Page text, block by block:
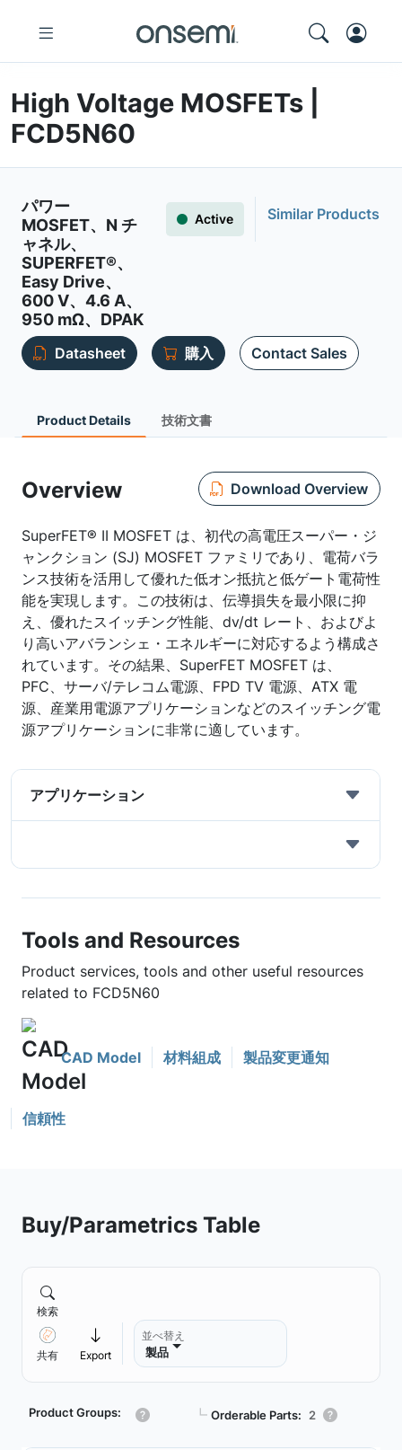
High Voltage MOSFETs |
FCD5N60
パワー
MOSFET、N チ
ャネル、
SUPERFET®、
Easy Drive、
600 V、4.6 A、
950 mΩ、DPAK
Active Similar Products
Datasheet 購入 Contact Sales
Product Details 技術文書
Overview Download Overview
SuperFET® II MOSFET は、初代の高電圧スーパー・ジ
ャンクション (SJ) MOSFET ファミリであり、電荷バラ
ンス技術を活用して優れた低オン抵抗と低ゲート電荷性
能を実現します。この技術は、伝導損失を最小限に抑
え、優れたスイッチング性能、dv/dt レート、およびよ
り高いアバランシェ・エネルギーに対応するよう構成さ
れています。その結果、SuperFET MOSFET は、
PFC、サーバ/テレコム電源、FPD TV 電源、ATX 電
源、産業用電源アプリケーションなどのスイッチング電
源アプリケーションに非常に適しています。
アプリケーション
Tools and Resources
Product services, tools and other useful resources
related to FCD5N60
CAD Model 材料組成 製品変更通知
信頼性
Buy/Parametrics Table
検索
共有 Export
並べ替え
製品
Product Groups: ┗ Orderable Parts: 2